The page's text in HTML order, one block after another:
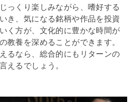
っくり楽しみながら、嗜好する
き、気になる銘柄や作品を投資
く方が、文化的に豊かな時間が
教養を深めることができます。
るなら、総合的にもリターンの
えるでしょう。